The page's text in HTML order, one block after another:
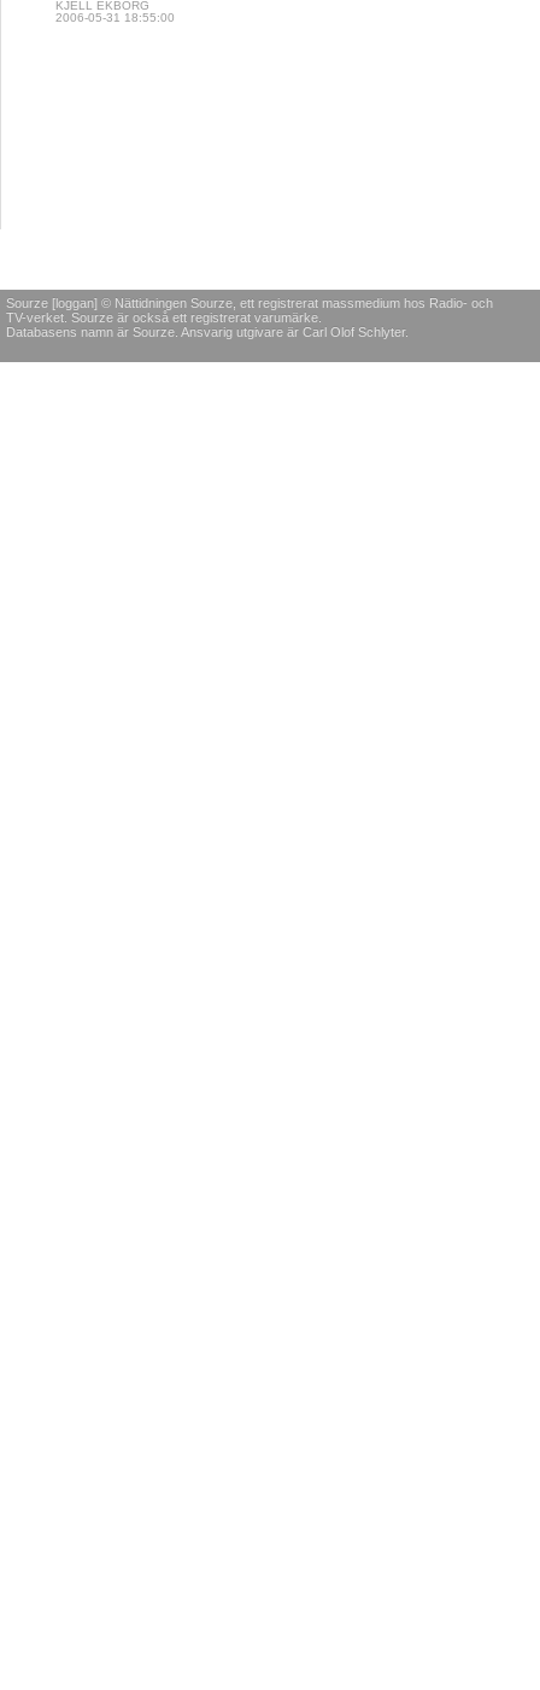
KJELL EKBORG
2006-05-31 18:55:00
Sourze [loggan] © Nättidningen Sourze, ett registrerat massmedium hos Radio- och
TV-verket. Sourze är också ett registrerat varumärke.
Databasens namn är Sourze. Ansvarig utgivare är Carl Olof Schlyter.